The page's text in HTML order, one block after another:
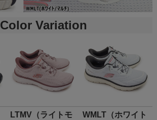
Color Variation
LTMV（ライトモ
WMLT（ホワイト